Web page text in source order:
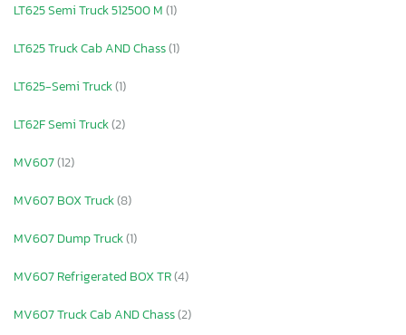
LT625 Semi Truck 512500 M(1)
LT625 Truck Cab AND Chass(1)
LT625-Semi Truck(1)
LT62F Semi Truck(2)
MV607(12)
MV607 BOX Truck(8)
MV607 Dump Truck(1)
MV607 Refrigerated BOX TR(4)
MV607 Truck Cab AND Chass(2)